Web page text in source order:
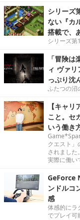
シリーズ
ない『カ
搭載で、
シリーズ第
「冒険
ィ ヴァ
っぷり沈
ふたつの沼
【キャ
こと。セ
いう働き
クエスト」
されました
実際に働い
GeForce
ンドルコ
感
体感的にラ
でプレイ可